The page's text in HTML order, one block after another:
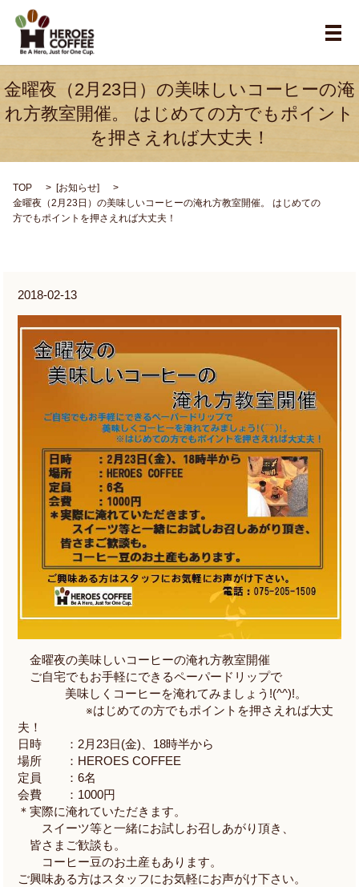
メ
金曜夜（2月23日）の美味しいコーヒーの淹
れ方教室開催。 はじめての方でもポイント
を押さえれば大丈夫！
TOP [お知らせ]
金曜夜（2月23日）の美味しいコーヒーの淹れ方教室開催。 はじめての
方でもポイントを押さえれば大丈夫！
2018-02-13
金曜夜の美味しいコーヒーの淹れ方教室開催
ご自宅でもお手軽にできるペーパードリップで
美味しくコーヒーを淹れてみましょう !(^^)!。
※はじめての方でもポイントを押さえれば大丈
夫！
日時 ： 2月 23日(金) 18時半から
場所 ： HEROES COFFEE
定員 ：6名
会費 ： 1000円
＊実際に淹れていただきます。
スイーツ等と一緒にお試しお召しあがり頂き、
皆さまご歓談も。
コーヒー豆のお土産もあります。
ご興味ある方はスタッフにお気軽にお声がけ下さい。